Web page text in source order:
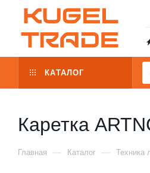
КАТАЛОГ
Каретка
Главная — Каталог — Техника